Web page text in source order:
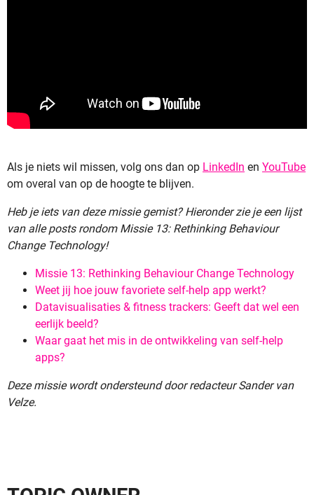
Als je niets wil missen, volg ons dan op LinkedIn en YouTube
om overal van op de hoogte te blijven.
Heb je iets van deze missie gemist? Hieronder zie je een lijst
van alle posts rondom Missie 13: Rethinking Behaviour
Change Technology!
Missie 13: Rethinking Behaviour Change Technology
Weet jij hoe jouw favoriete self-help app werkt?
Datavisualisaties & fitness trackers: Geeft dat wel een
eerlijk beeld?
Waar gaat het mis in de ontwikkeling van self-help
apps?
Deze missie wordt ondersteund door redacteur Sander van
Velze.